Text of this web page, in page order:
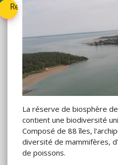
Retournez
La réserve de biosphère
contient une biodiversité
Composé de 88 îles,
diversité de mammifères,
de poissons.